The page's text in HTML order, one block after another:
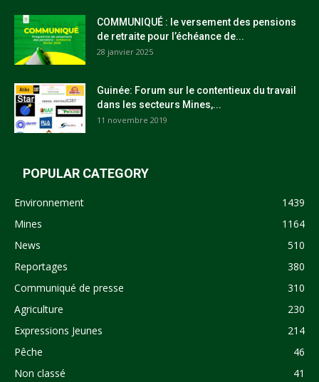
COMMUNIQUÉ : le versement des pensions
de retraite pour l’échéance de...
28 janvier 2025
Guinée: Forum sur le contentieux du travail
dans les secteurs Mines,...
11 novembre 2019
POPULAR CATEGORY
Environnement
1439
Mines
1164
News
510
Reportages
380
Communiqué de presse
310
Agriculture
230
Expressions Jeunes
214
Pêche
46
Non classé
41